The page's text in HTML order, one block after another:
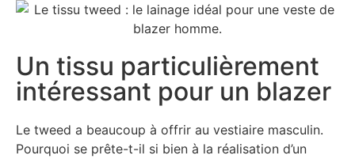
Un tissu particulièrement
intéressant pour un blazer
Le tweed a beaucoup à offrir au vestiaire masculin.
Pourquoi se prête-t-il si bien à la réalisation d’un